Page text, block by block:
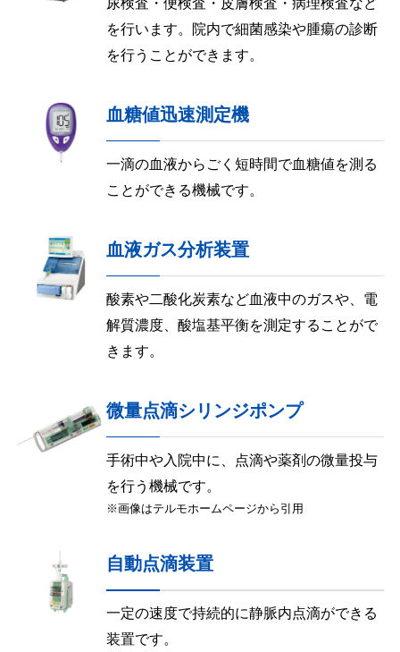
尿検査・便検査・皮膚検査・病理検査など
を行います。院内で細菌感染や腫瘍の診断
を行うことができます。
血糖値迅速測定機
一滴の血液からごく短時間で血糖値を測る
ことができる機械です。
血液ガス分析装置
酸素や二酸化炭素など血液中のガスや、電
解質濃度、酸塩基平衡を測定することがで
きます。
微量点滴シリンジポンプ
手術中や入院中に、点滴や薬剤の微量投与
を行う機械です。
※画像はテルモホームページから引用
自動点滴装置
一定の速度で持続的に静脈内点滴ができる
装置です。